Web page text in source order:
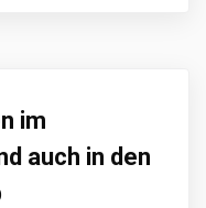
im
auch in den